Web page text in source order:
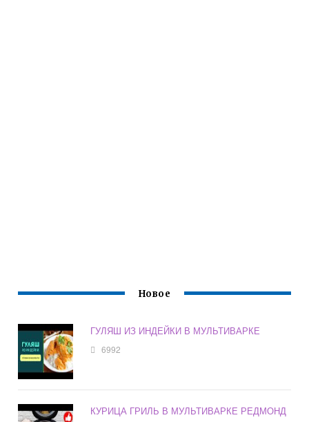
Новое
ГУЛЯШ ИЗ ИНДЕЙКИ В МУЛЬТИВАРКЕ
6992
КУРИЦА ГРИЛЬ В МУЛЬТИВАРКЕ РЕДМОНД